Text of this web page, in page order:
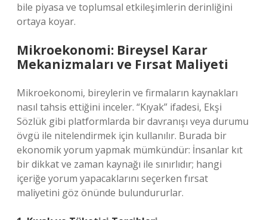
bile piyasa ve toplumsal etkileşimlerin derinliğini
ortaya koyar.
Mikroekonomi: Bireysel Karar
Mekanizmaları ve Fırsat Maliyeti
Mikroekonomi, bireylerin ve firmaların kaynakları
nasıl tahsis ettiğini inceler. “Kıyak” ifadesi, Ekşi
Sözlük gibi platformlarda bir davranışı veya durumu
övgü ile nitelendirmek için kullanılır. Burada bir
ekonomik yorum yapmak mümkündür: İnsanlar kıt
bir dikkat ve zaman kaynağı ile sınırlıdır; hangi
içeriğe yorum yapacaklarını seçerken fırsat
maliyetini göz önünde bulundururlar.